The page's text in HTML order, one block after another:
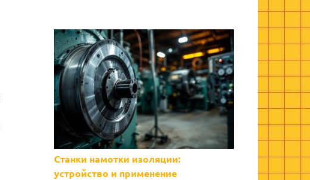
Станки намотки изоляции:
устройство и применение